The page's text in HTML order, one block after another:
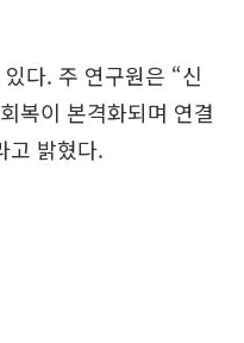
다. 주 연구원은 “신
복이 본격화되며 연결
고 밝혔다.